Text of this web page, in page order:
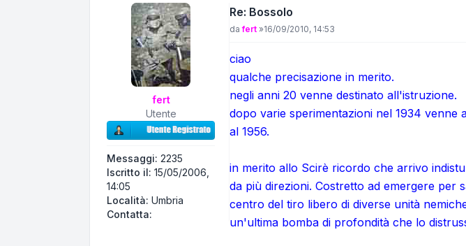
fert
Utente
Messaggi: 2235
Iscritto il: 15/05/2006,
14:05
Località: Umbria
Contatta:
Re: Bossolo
Messaggio
dafert »16/09/2010, 14:53
ciao
qualche precisazione in merito.
negli anni 20 venne destinato all'istruzione.
dopo varie sperimentazioni nel 1934 venne
al 1956.
in merito allo Scirè ricordo che arrivo
da più direzioni. Costretto ad emergere per
centro del tiro libero di diverse unità
un'ultima bomba di profondità che lo